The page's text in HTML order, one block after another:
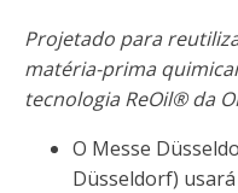
Projetado para
matéria-prima
tecnologia ReOil® da
O Messe
Düsseldorf)